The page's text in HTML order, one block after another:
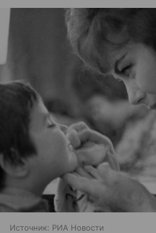
Источник: РИА Новости